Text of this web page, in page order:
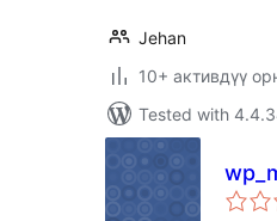
Jehan
10+ активдүү
Tested with